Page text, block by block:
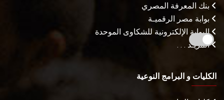
بنك المعرفة المصري
بوابة مصر الرقميـة
البوابة الإلكترونية للشكاوى الموحدة
المزيـد . . .
الكليات و البرامج النوعية